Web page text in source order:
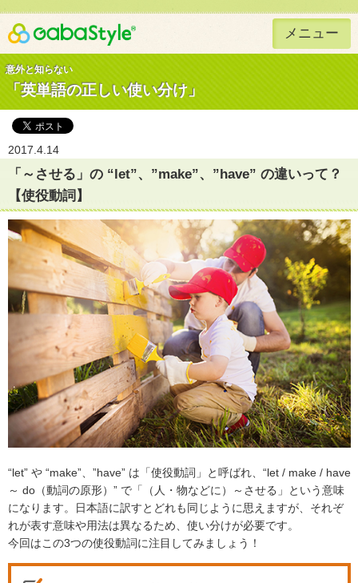
Gaba Style 無料で英語学習 メニュー
意外と知らない
「英単語の正しい使い分け」
2017.4.14
「～させる」の “let”、”make”、”have” の違いって？
【使役動詞】
“let” や “make”、”have” は「使役動詞」と呼ばれ、“let / make / have
～ do（動詞の原形）” で「（人・物などに）～させる」という意味
になります。日本語に訳すとどれも同じように思えますが、それぞ
れが表す意味や用法は異なるため、使い分けが必要です。
今回はこの3つの使役動詞に注目してみましょう！